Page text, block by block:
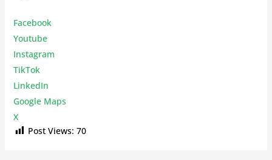
Facebook
Youtube
Instagram
TikTok
LinkedIn
Google Maps
X
Post Views: 70